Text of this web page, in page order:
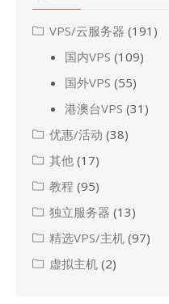
VPS/云服务器 (191)
国内VPS (109)
国外VPS (55)
港澳台VPS (31)
优惠/活动 (38)
其他 (17)
教程 (95)
独立服务器 (13)
精选VPS/主机 (97)
虚拟主机 (2)